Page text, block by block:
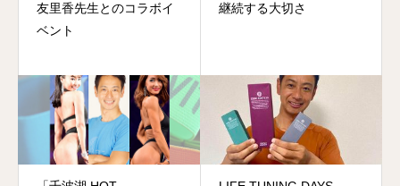
友里香先生とのコラボイ
ベント
継続する大切さ